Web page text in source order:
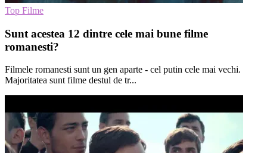
Top Filme
Sunt acestea 12 dintre cele mai bune filme
romanesti?
Filmele romanesti sunt un gen aparte - cel putin cele mai vechi.
Majoritatea sunt filme destul de tr...